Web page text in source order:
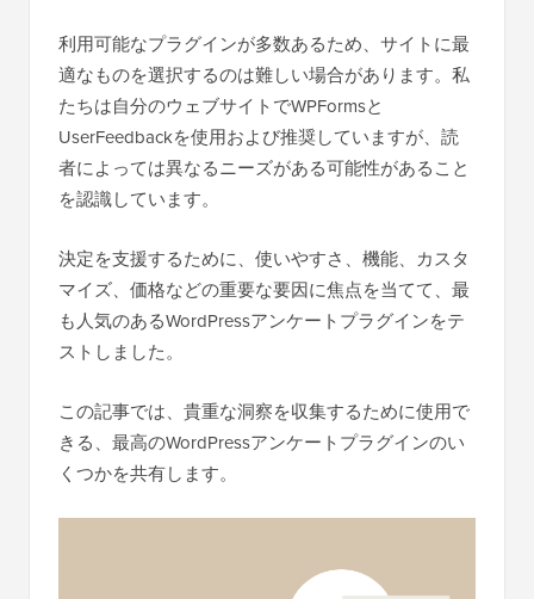
利用可能なプラグインが多数あるため、サイトに最
適なものを選択するのは難しい場合があります。私
たちは自分のウェブサイトでWPFormsと
UserFeedbackを使用および推奨していますが、読
者によっては異なるニーズがある可能性があること
を認識しています。
決定を支援するために、使いやすさ、機能、カスタ
マイズ、価格などの重要な要因に焦点を当てて、最
も人気のあるWordPressアンケートプラグインをテ
ストしました。
この記事では、貴重な洞察を収集するために使用で
きる、最高のWordPressアンケートプラグインのい
くつかを共有します。